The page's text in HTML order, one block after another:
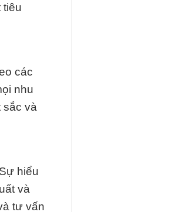
tiêu
các
nhu
sắc và
hiểu
và
tư vấn